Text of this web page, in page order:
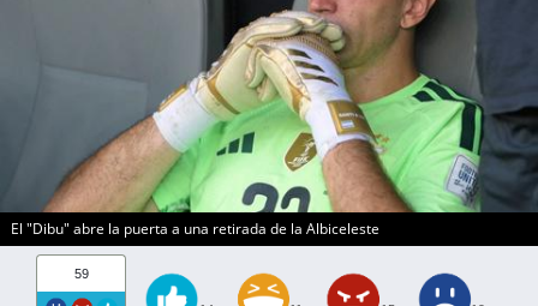
El "Dibu" abre la puerta a una retirada de la Albiceleste
59